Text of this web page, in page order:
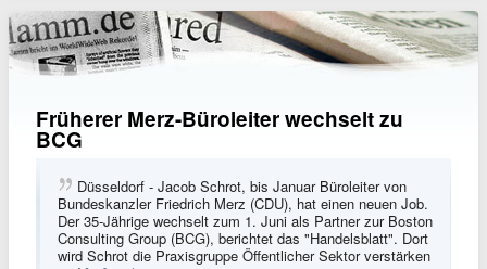
Früherer Merz-Büroleiter wechselt zu
BCG
Düsseldorf - Jacob Schrot, bis Januar Büroleiter von
Bundeskanzler Friedrich Merz (CDU), hat einen neuen Job.
Der 35-Jährige wechselt zum 1. Juni als Partner zur Boston
Consulting Group (BCG), berichtet das "Handelsblatt". Dort
wird Schrot die Praxisgruppe Öffentlicher Sektor verstärken